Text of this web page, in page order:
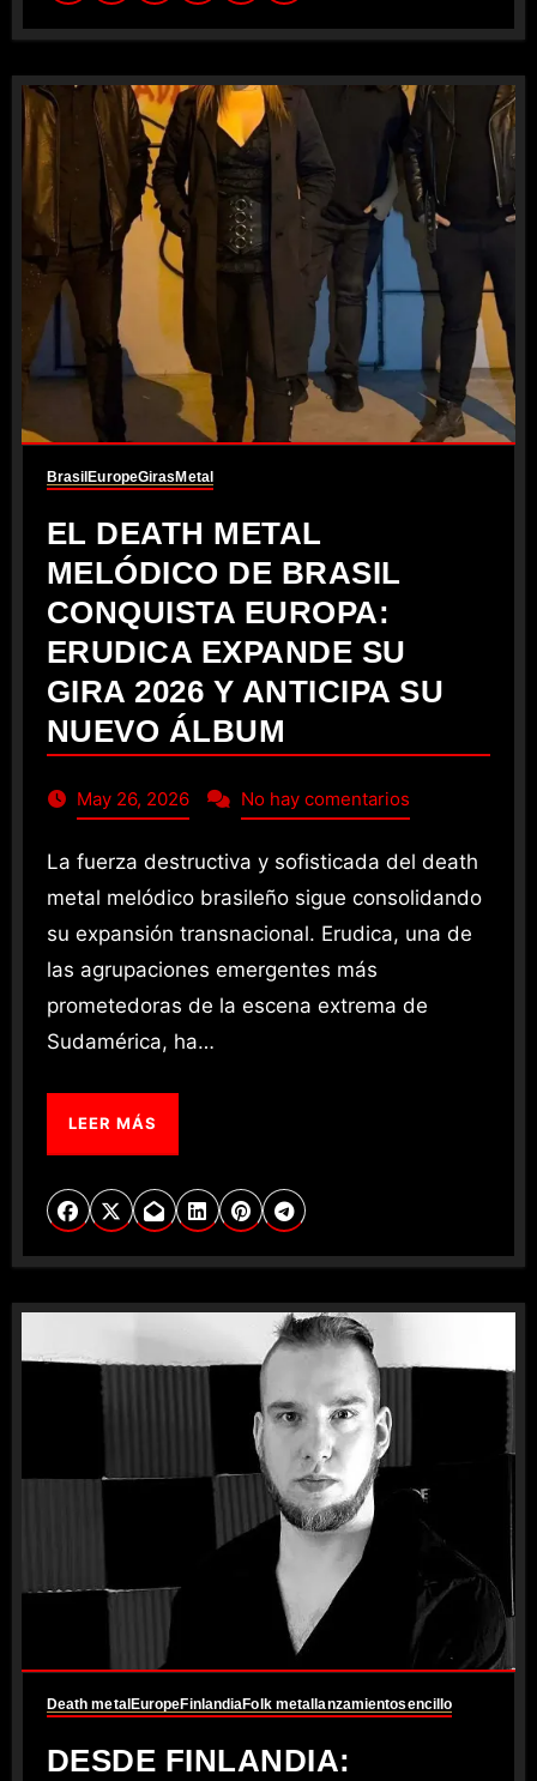
BrasilEuropeGirasMetal
EL DEATH METAL
MELÓDICO DE BRASIL
CONQUISTA EUROPA:
ERUDICA EXPANDE SU
GIRA 2026 Y ANTICIPA SU
NUEVO ÁLBUM
May 26, 2026 No hay comentarios
La fuerza destructiva y sofisticada del death
metal melódico brasileño sigue consolidando
su expansión transnacional. Erudica, una de
las agrupaciones emergentes más
prometedoras de la escena extrema de
Sudamérica, ha…
LEER MÁS
Death metal EuropeFinlandiaFolk metal lanzamientosencillo
DESDE FINLANDIA: